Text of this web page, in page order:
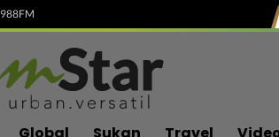
988FM
Global Sukan Travel